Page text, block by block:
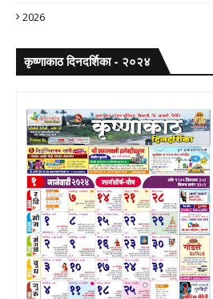
2026
कृष्णाकाठ दिनदर्शिका - २०२४